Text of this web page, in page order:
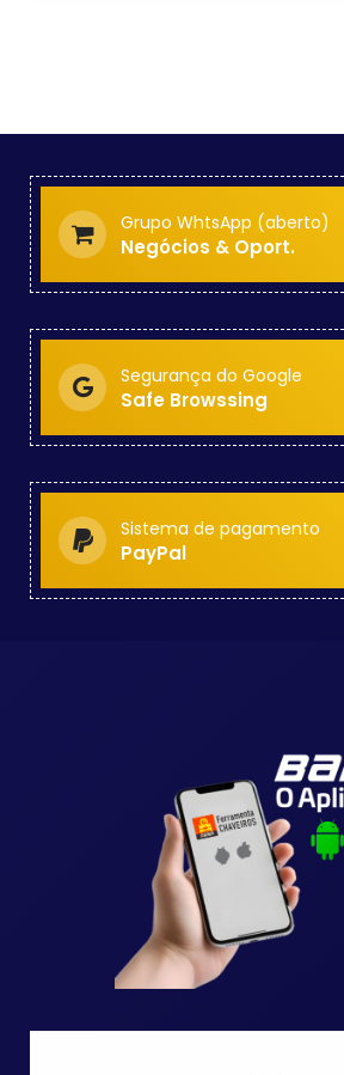
Grupo WhtsApp (aberto)
Negócios & Oport.
Segurança do Google
Safe Browssing
Sistema de pagamento
PayPal